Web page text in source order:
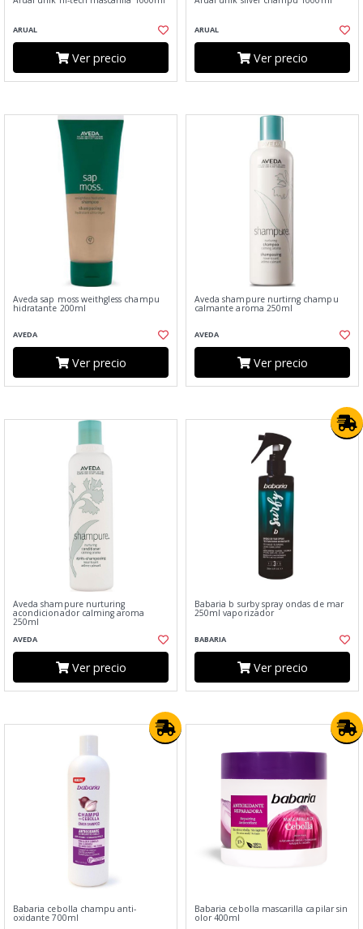
ARUAL
Ver precio
ARUAL
Ver precio
Aveda sap moss weithgless champu
hidratante 200ml
AVEDA
Ver precio
Aveda shampure nurtirng champu
calmante aroma 250ml
AVEDA
Ver precio
Aveda shampure nurturing
acondicionador calming aroma
250ml
AVEDA
Ver precio
Babaria b surby spray ondas de mar
250ml vaporizador
BABARIA
Ver precio
Babaria cebolla champu anti-
oxidante 700ml
Babaria cebolla mascarilla capilar sin
olor 400ml